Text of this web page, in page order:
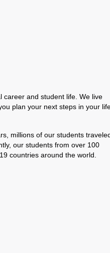
career and student life. We live
plan your next steps in your
millions of our students
our students from over 100
countries around the world.